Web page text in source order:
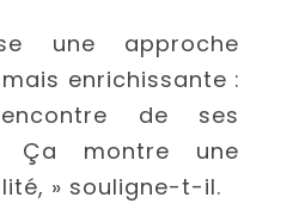
une approche
enrichissante :
de ses
Ça montre une
» souligne-t-il.